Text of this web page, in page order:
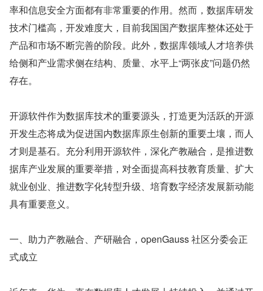
率和信息安全方面都有非常重要的作用。然而，数据库研发
技术门槛高，开发难度大，目前我国国产数据库整体还处于
产品和市场不断完善的阶段。此外，数据库领域人才培养供
给侧和产业需求侧在结构、质量、水平上“两张皮”问题仍然
存在。
开源软件作为数据库技术的重要源头，打造更为活跃的开源
开发生态将成为促进国内数据库原生创新的重要土壤，而人
才则是基石。充分利用开源软件，深化产教融合，是推进数
据库产业发展的重要举措，对全面提高科技教育质量、扩大
就业创业、推进数字化转型升级、培育数字经济发展新动能
具有重要意义。
一、助力产教融合、产研融合，openGauss 社区分委会正
式成立